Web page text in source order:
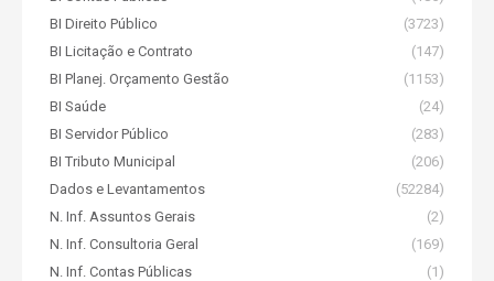
BI Direito Público
(3723)
BI Licitação e Contrato
(147)
BI Planej. Orçamento Gestão
(1153)
BI Saúde
(24)
BI Servidor Público
(283)
BI Tributo Municipal
(206)
Dados e Levantamentos
(52284)
N. Inf. Assuntos Gerais
(2)
N. Inf. Consultoria Geral
(169)
N. Inf. Contas Públicas
(1)